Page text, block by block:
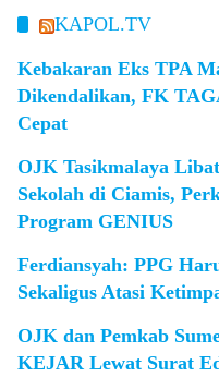
KAPOL.TV
Kebakaran Eks TPA
Dikendalikan, FK
Cepat
OJK Tasikmalaya
Sekolah di Ciamis,
Program GENIUS
Ferdiansyah: PPG
Sekaligus Atasi
OJK dan Pemkab
KEJAR Lewat Surat